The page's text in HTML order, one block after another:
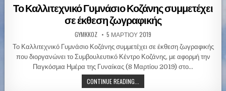
o
s
t
e
d
i
n
Το Καλλιτεχνικό Γυμνάσιο Κοζάνης συμμετέχει
σε έκθεση ζωγραφικής
GYMKKOZ 5 ΜΑΡΤΊΟΥ 2019
Το Καλλιτεχνικό Γυμνάσιο Κοζάνης συμμετέχει σε έκθεση ζωγραφικής
που διοργανώνει το Συμβουλευτικό Κέντρο Κοζάνης, με αφορμή την
Παγκόσμια Ημέρα της Γυναίκας (8 Μαρτίου 2019) στο…
CONTINUE READING...